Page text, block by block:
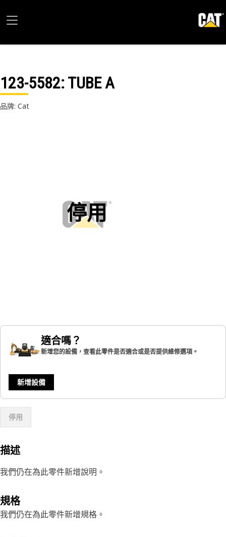
123-5582: TUBE A
品牌: Cat
停用
適合嗎？
新增您的設備，查看此零件是否適合或是否提供維修選項。
新增設備
停用
描述
我們仍在為此零件新增說明。
規格
我們仍在為此零件新增規格。